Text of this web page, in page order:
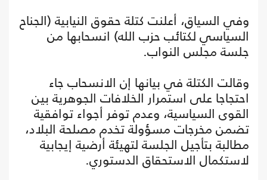
وفي السياق، أعلنت كتلة حقوق النيابية (الجناح
السياسي لكتائب حزب الله) انسحابها من
جلسة مجلس النواب.
وقالت الكتلة في بيانها إن الانسحاب جاء
احتجاجا على استمرار الخلافات الجوهرية بين
القوى السياسية، وعدم توفر أجواء توافقية
تضمن مخرجات مسؤولة تخدم مصلحة البلاد،
مطالبة بتأجيل الجلسة لتهيئة أرضية إيجابية
لاستكمال الاستحقاق الدستوري.